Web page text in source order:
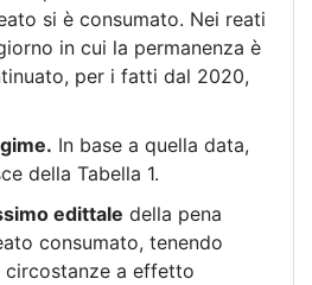
si è consumato. Nei reati
in cui la permanenza è
per i fatti dal 2020,
In base a quella data,
della Tabella 1.
edittale della pena
consumato, tenendo
a effetto